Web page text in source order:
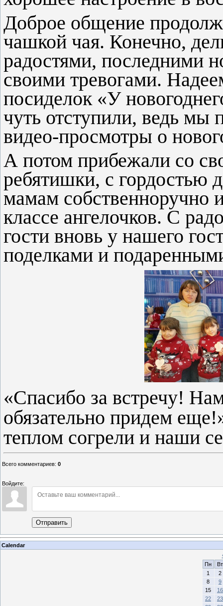
Доброе общение
чашкой чая. Конечно,
радостями, последними
своими тревогами.
посиделок «У
чуть отступили, ведь мы
видео-просмотры о
А потом прибежали со
ребятишки, с гордостью
мамам собственноручно
классе ангелочков. С
гости вновь у нашего
поделками и
«Спасибо за встречу!
обязательно придем
теплом согрели и наши
Всего комментариев: 0
Войдите:
Отправить
Calendar
Пн
Вт
1
2
8
9
15
16
22
23